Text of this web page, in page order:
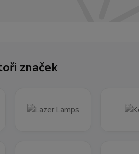
značek